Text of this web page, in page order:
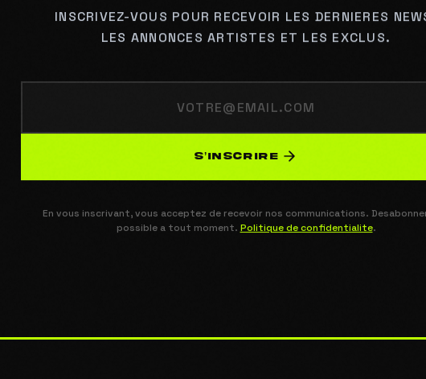
INSCRIVEZ-VOUS POUR RECEVOIR LES DERNIERES
LES ANNONCES ARTISTES ET LES EXCLUS.
S’INSCRIRE
En vous inscrivant, vous acceptez de recevoir nos communications.
possible a tout moment. Politique de confidentialite.